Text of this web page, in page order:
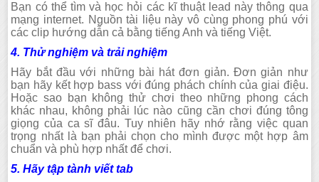
Bạn có thể tìm và học hỏi các kĩ thuật lead này thông qua
mạng internet. Nguồn tài liệu này vô cùng phong phú với
các clip hướng dẫn cả bằng tiếng Anh và tiếng Việt.
4. Thử nghiệm và trải nghiệm
Hãy bắt đầu với những bài hát đơn giản. Đơn giản như
bạn hãy kết hợp bass với đúng phách chính của giai điệu.
Hoặc sao bạn không thử chơi theo những phong cách
khác nhau, không phải lúc nào cũng cần chơi đúng tông
giọng của ca sĩ đâu. Tuy nhiên hãy nhớ rằng việc quan
trọng nhất là bạn phải chọn cho mình được một hợp âm
chuẩn và phù hợp nhất để chơi.
5. Hãy tập tành viết tab